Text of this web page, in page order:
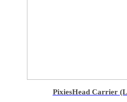
PixiesHead Carrier